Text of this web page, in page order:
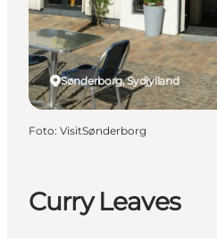
Planlæg din ferie
Booking
Curry Leaves
Sønderborg, Sydjylland
Foto: VisitSønderborg